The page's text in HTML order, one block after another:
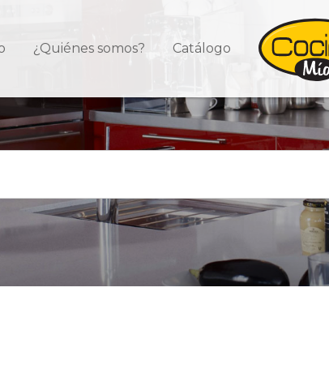
¿Quiénes somos? Catálogo